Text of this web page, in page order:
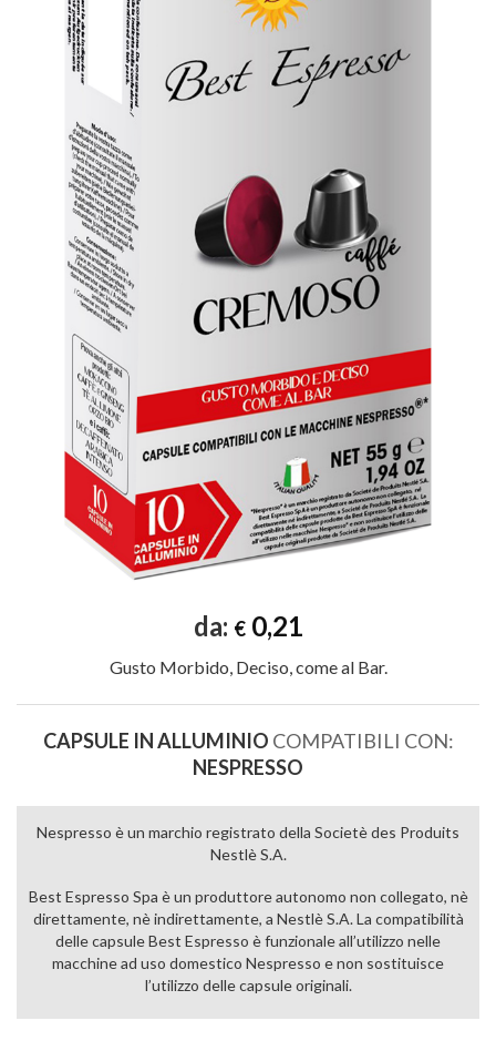
da: €0,21
Gusto Morbido, Deciso, come al Bar.
CAPSULE IN ALLUMINIO COMPATIBILI CON:
NESPRESSO
Nespresso è un marchio registrato della Societè des Produits
Nestlè S.A.
Best Espresso Spa è un produttore autonomo non collegato, nè
direttamente, nè indirettamente, a Nestlè S.A. La compatibilità
delle capsule Best Espresso è funzionale all’utilizzo nelle
macchine ad uso domestico Nespresso e non sostituisce
l’utilizzo delle capsule originali.